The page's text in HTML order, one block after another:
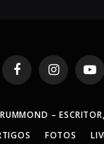
FacebookInstagram
–
FOTOS